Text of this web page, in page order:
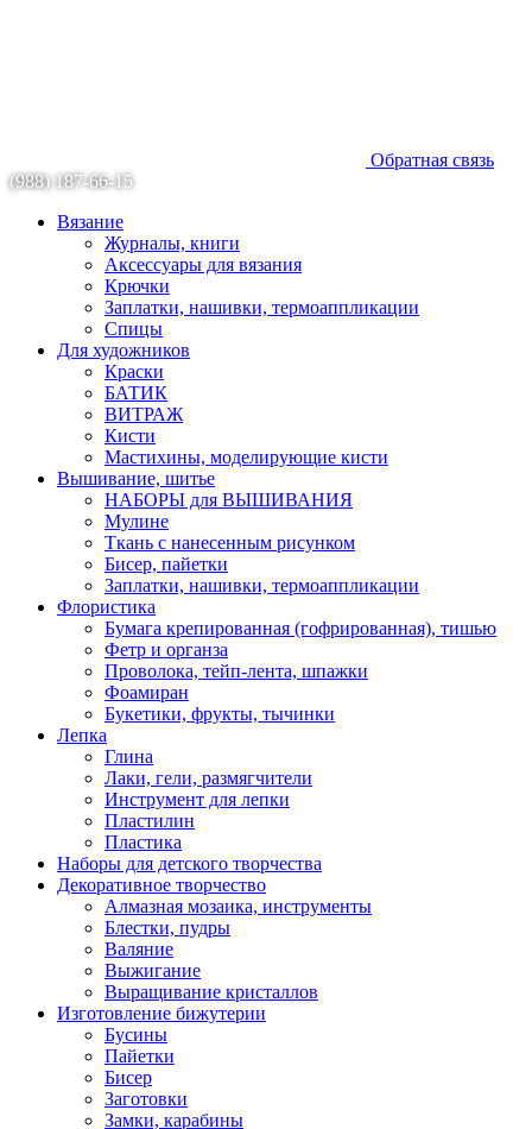
Обратная связь
(988) 187-66-15
Вязание
Журналы, книги
Аксессуары для вязания
Крючки
Заплатки, нашивки, термоаппликации
Спицы
Для художников
Краски
БАТИК
ВИТРАЖ
Кисти
Мастихины, моделирующие кисти
Вышивание, шитье
НАБОРЫ для ВЫШИВАНИЯ
Мулине
Ткань с нанесенным рисунком
Бисер, пайетки
Заплатки, нашивки, термоаппликации
Флористика
Бумага крепированная (гофрированная), тишью
Фетр и органза
Проволока, тейп-лента, шпажки
Фоамиран
Букетики, фрукты, тычинки
Лепка
Глина
Лаки, гели, размягчители
Инструмент для лепки
Пластилин
Пластика
Наборы для детского творчества
Декоративное творчество
Алмазная мозаика, инструменты
Блестки, пудры
Валяние
Выжигание
Выращивание кристаллов
Изготовление бижутерии
Бусины
Пайетки
Бисер
Заготовки
Замки, карабины